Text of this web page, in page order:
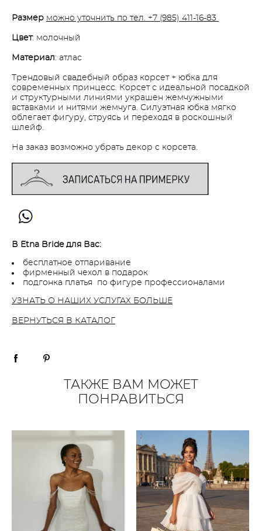
Размер можно уточнить по тел. +7 (985) 411-16-83
Цвет: молочный
Материал: атлас
Трендовый свадебный образ корсет + юбка для
современных принцесс. Корсет с идеальной посадкой
и структурными линиями украшен жемчужными
вставками и нитями жемчуга. Силуэтная юбка мягко
облегает фигуру, струясь и переходя в роскошный
шлейф.
На заказ возможно убрать декор с корсета.
В Etna Bride для Вас:
бесплатное отпаривание
фирменный чехол в подарок
подгонка платья по фигуре профессионалами
УЗНАТЬ О НАШИХ УСЛУГАХ БОЛЬШЕ
ВЕРНУТЬСЯ В КАТАЛОГ
ТАКЖЕ ВАМ МОЖЕТ
ПОНРАВИТЬСЯ